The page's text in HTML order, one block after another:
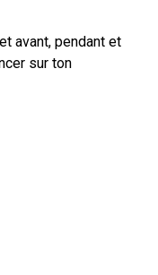
avant, pendant et
sur ton